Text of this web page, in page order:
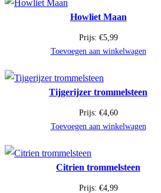
Howliet Maan
Prijs: €5,99
Toevoegen aan winkelwagen
Tijgerijzer trommelsteen
Prijs: €4,60
Toevoegen aan winkelwagen
Citrien trommelsteen
Prijs: €4,99